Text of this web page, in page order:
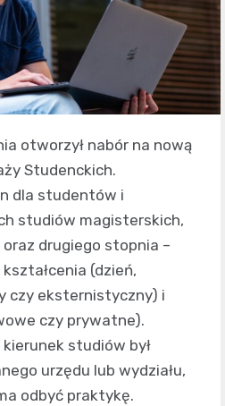
otworzył nabór na nową
Studenckich.
dla studentów i
studiów magisterskich,
drugiego stopnia –
(dzień,
czy eksternistyczny) i
czy prywatne).
studiów był
urzędu lub wydziału,
odbyć praktykę.